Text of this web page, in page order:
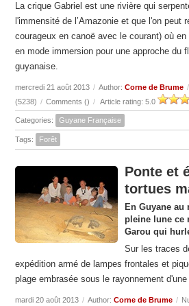
La crique Gabriel est une rivière qui
l'immensité de l’Amazonie et que l'on peut
courageux en canoë avec le courant) où
en mode immersion pour une approche du
guyanaise.
mercredi 21 août 2013 / Author:Corne de Brume /
(5238) / Comments () / Article rating: 5.0
Categories: Guyane Française
Tags: Forêt
Ponte et
tortues
En Guyane au
pleine lune ce
Garou qui
Sur les traces
expédition armé de lampes frontales et
plage embrasée sous le rayonnement
mardi 20 août 2013 / Author:Corne de Brume /